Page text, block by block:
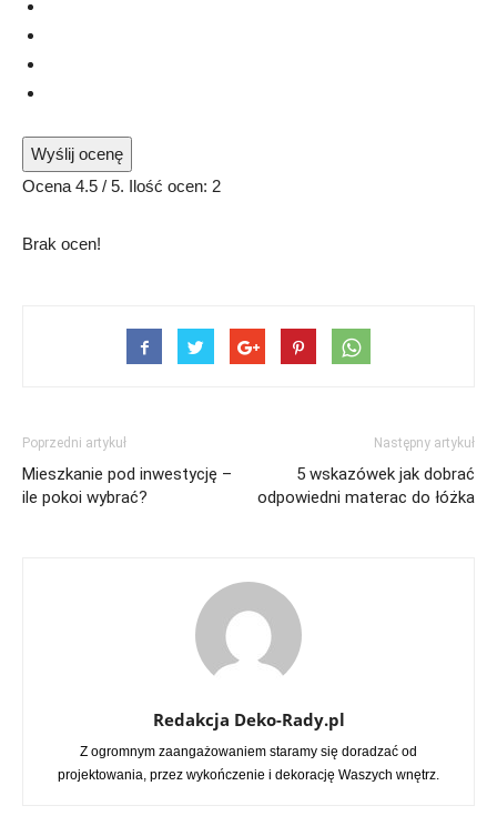
Wyślij ocenę
Ocena 4.5 / 5. Ilość ocen: 2
Brak ocen!
Poprzedni artykuł
Mieszkanie pod inwestycję –
ile pokoi wybrać?
Następny artykuł
5 wskazówek jak dobrać
odpowiedni materac do łóżka
Redakcja Deko-Rady.pl
Z ogromnym zaangażowaniem staramy się doradzać od
projektowania, przez wykończenie i dekorację Waszych wnętrz.